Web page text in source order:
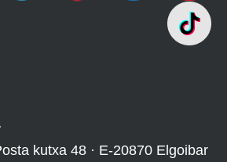
kutxa 48 · E-20870 Elgoibar